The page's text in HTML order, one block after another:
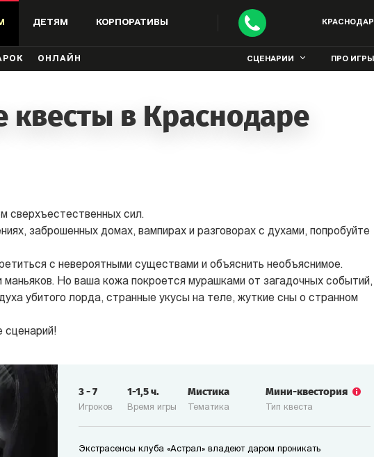
ДЕТЯМ КОРПОРАТИВЫ КРАСНОДАР
ОНЛАЙН СЦЕНАРИИ ПРО ИГРЫ
квесты в Краснодаре
сверхъестественных сил.
заброшенных домах, вампирах и разговорах с духами, попробуйте
с невероятными существами и объяснить необъяснимое.
маньяков. Но ваша кожа покроется мурашками от загадочных событий,
убитого лорда, странные укусы на теле, жуткие сны о странном
сценарий!
Игроков
3-7
Время игры
1-1,5ч.
Тематика
Мистика
Тип квеста
Мини-квестория
Экстрасенсы клуба «Астрал» владеют даром проникать